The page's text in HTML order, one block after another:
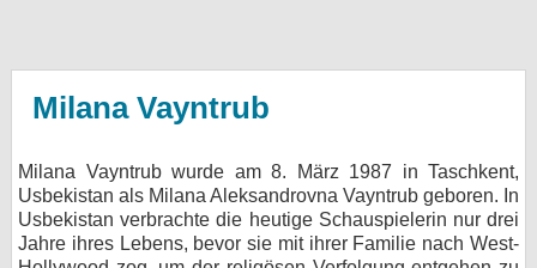
Milana Vayntrub
Milana Vayntrub wurde am 8. März 1987 in Taschkent,
Usbekistan als Milana Aleksandrovna Vayntrub geboren. In
Usbekistan verbrachte die heutige Schauspielerin nur drei
Jahre ihres Lebens, bevor sie mit ihrer Familie nach West-
KULTUR
Specials
SERVICE